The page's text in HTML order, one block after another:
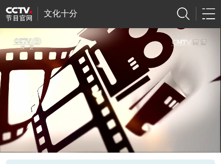
文化十分